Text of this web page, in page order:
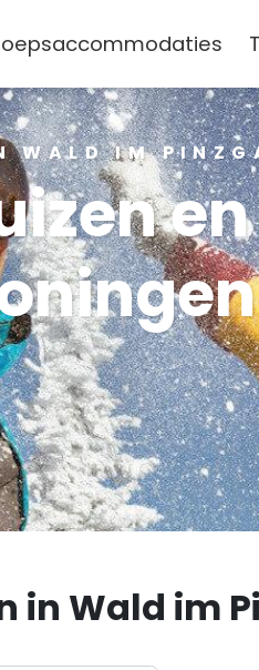
WALD IM
en
in Wald im